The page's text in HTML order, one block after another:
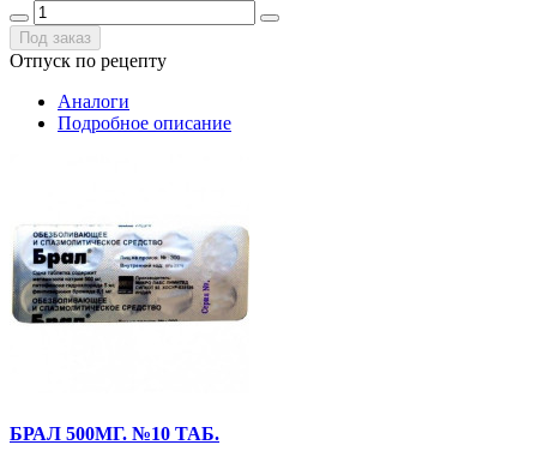
Под заказ
Отпуск по рецепту
Аналоги
Подробное описание
БРАЛ 500МГ. №10 ТАБ.